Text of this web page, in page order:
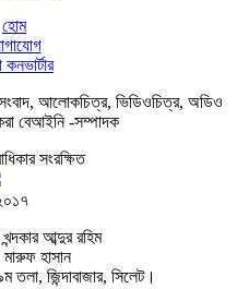
হোম
কনভার্টার
সংবাদ, আলোকচিত্র, ভিডিওচিত্র, অডিও
বেআইনি -সম্পাদক
সংরক্ষিত
আব্দুর রহিম
মারুফ হাসান
তলা, জিন্দাবাজার, সিলেট।